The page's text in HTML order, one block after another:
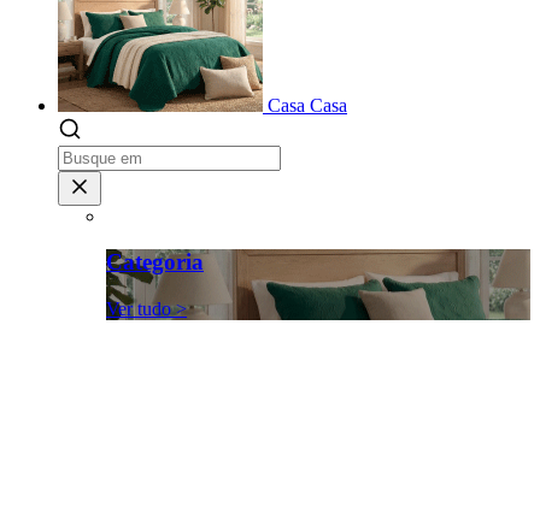
Casa Casa
Categoria
Ver tudo >